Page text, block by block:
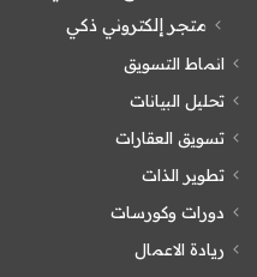
متجر إلكتروني ذكي
انماط التسويق
تحليل البيانات
تسويق العقارات
تطوير الذات
دورات وكورسات
ريادة الاعمال